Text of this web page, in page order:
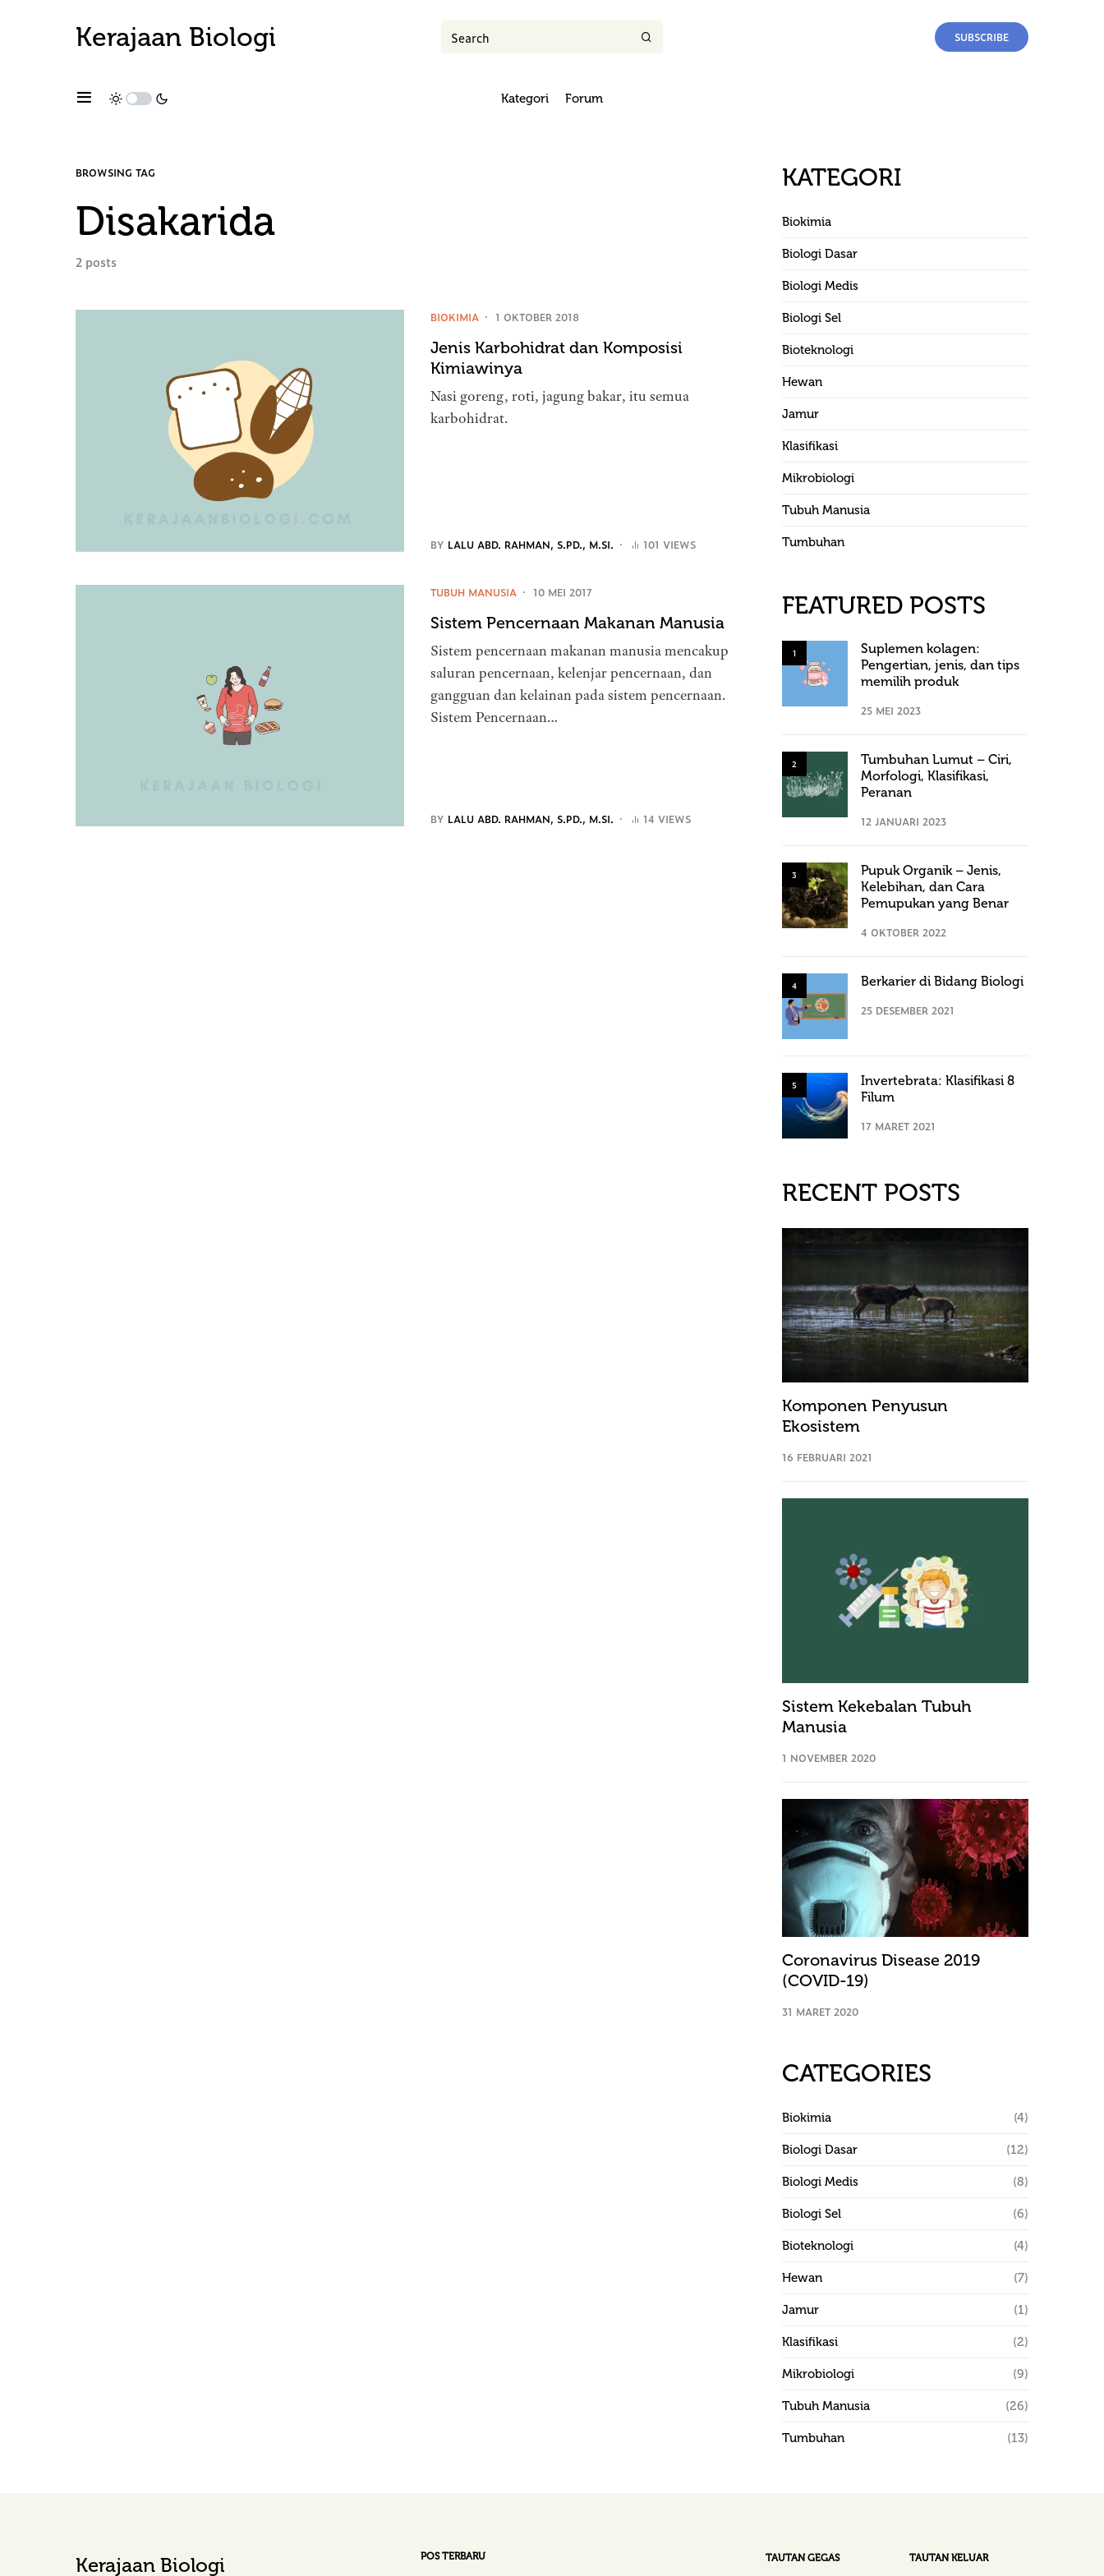
Kerajaan Biologi SUBSCRIBE
Kategori Forum
BROWSING TAG
Disakarida
2 posts
BIOKIMIA 1 OKTOBER 2018
Jenis Karbohidrat dan Komposisi
Kimiawinya
Nasi goreng, roti, jagung bakar, itu semua
karbohidrat.
BY LALU ABD. RAHMAN, S.PD., M.SI. 101 VIEWS
TUBUH MANUSIA 10 MEI 2017
Sistem Pencernaan Makanan Manusia
Sistem pencernaan makanan manusia mencakup
saluran pencernaan, kelenjar pencernaan, dan
gangguan dan kelainan pada sistem pencernaan.
Sistem Pencernaan…
BY LALU ABD. RAHMAN, S.PD., M.SI. 14 VIEWS
KATEGORI
Biokimia
Biologi Dasar
Biologi Medis
Biologi Sel
Bioteknologi
Hewan
Jamur
Klasifikasi
Mikrobiologi
Tubuh Manusia
Tumbuhan
FEATURED POSTS
1
Suplemen kolagen:
Pengertian, jenis, dan tips
memilih produk
25 MEI 2023
2
Tumbuhan Lumut – Ciri,
Morfologi, Klasifikasi,
Peranan
12 JANUARI 2023
3
Pupuk Organik – Jenis,
Kelebihan, dan Cara
Pemupukan yang Benar
4 OKTOBER 2022
4 Berkarier di Bidang Biologi
25 DESEMBER 2021
5
Invertebrata: Klasifikasi 8
Filum
17 MARET 2021
RECENT POSTS
Komponen Penyusun
Ekosistem
16 FEBRUARI 2021
Sistem Kekebalan Tubuh
Manusia
1 NOVEMBER 2020
Coronavirus Disease 2019
(COVID-19)
31 MARET 2020
CATEGORIES
Biokimia (4)
Biologi Dasar (12)
Biologi Medis (8)
Biologi Sel (6)
Bioteknologi (4)
Hewan (7)
Jamur (1)
Klasifikasi (2)
Mikrobiologi (9)
Tubuh Manusia (26)
Tumbuhan (13)
Kerajaan Biologi POS TERBARU TAUTAN GEGAS TAUTAN KELUAR